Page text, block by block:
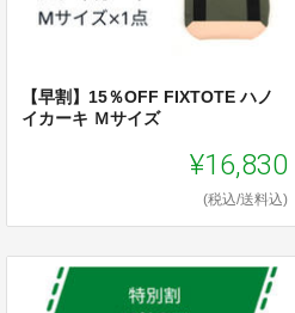
【早割】15％OFF FIXTOTE ハノ
イカーキ Ｍサイズ
¥16,830
(税込/送料込)